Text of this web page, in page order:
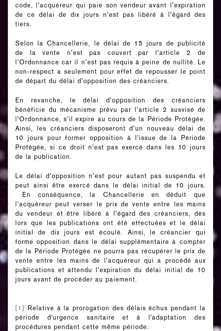
code, l’acquéreur qui paie son vendeur avant l’expiration
de ce délai de dix jours n’est pas libéré à l’égard des
tiers.
Selon la Chancellerie, le délai de 15 jours de publicité
de la vente n’est pas couvert par l’article 2 de
l’Ordonnance car il n’est pas requis à peine de nullité. Le
non-respect a seulement pour effet de repousser le point
de départ du délai d’opposition des créanciers.
En revanche, le délai d’opposition des créanciers
bénéficie du mécanisme prévu par l’article 2 susvisé de
l’Ordonnance, s’il expire au cours de la Période Protégée.
Ainsi, les créanciers disposeront d’un nouveau délai de
10 jours pour former opposition à l’issue de la Période
Protégée, si ce droit n’est pas exercé dans les 10 jours
de la publication.
Le délai d’opposition n’est pour autant pas suspendu et
peut ainsi être exercé dans le délai initial de 10 jours.
En conséquence, la Chancellerie en déduit que
l’acquéreur peut verser le prix de vente entre les mains
du vendeur et être libéré à l’égard des créanciers, dès
lors que les publications ont été effectuées et le délai
initial de dix jours est écoulé. Ainsi, le créancier qui
forme opposition dans le délai supplémentaire à compter
de la Période Protégée ne pourra pas récupérer le prix de
vente entre les mains de l’acquéreur qui a procédé aux
publications et attendu l’expiration du délai initial de 10
jours avant de procéder au paiement.
[1]
Relative à la prorogation des délais échus pendant la
période d'urgence sanitaire et à l'adaptation des
procédures pendant cette même période.